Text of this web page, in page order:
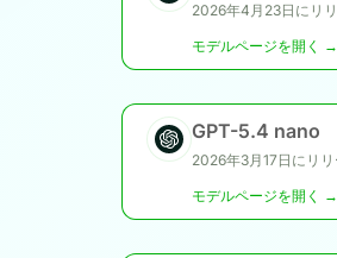
モデルページを開く →
GPT-5.4 nano
モデルページを開く →